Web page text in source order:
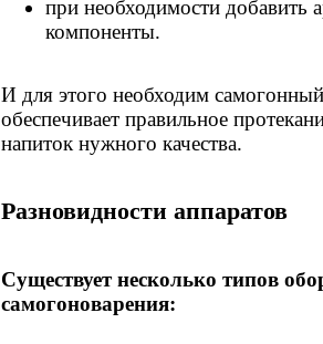
при необходимости добавить
компоненты.
И для этого необходим
обеспечивает правильное
напиток нужного качества.
Разновидности аппаратов
Существует несколько типов
самогоноварения: